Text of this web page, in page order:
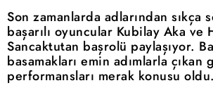
Son zamanlarda adlarından sıkça
başarılı oyuncular Kubilay Aka ve
Sancaktutan başrolü paylaşıyor.
basamakları emin adımlarla çıkan
performansları merak konusu oldu.